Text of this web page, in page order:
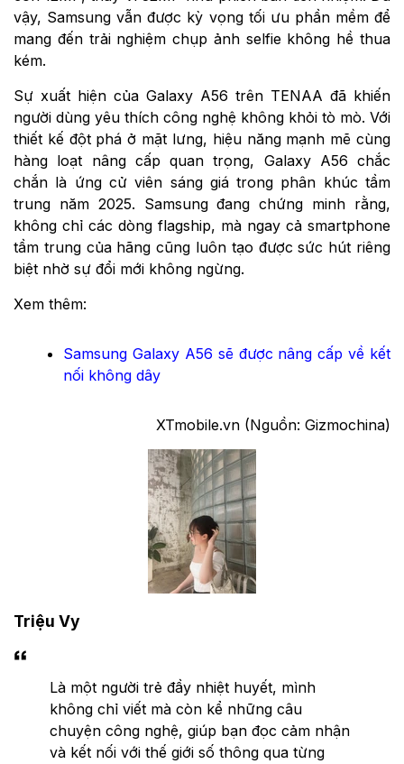
vậy, Samsung vẫn được kỳ vọng tối ưu phần mềm để
mang đến trải nghiệm chụp ảnh selfie không hề thua
kém.
Sự xuất hiện của Galaxy A56 trên TENAA đã khiến
người dùng yêu thích công nghệ không khỏi tò mò. Với
thiết kế đột phá ở mặt lưng, hiệu năng mạnh mẽ cùng
hàng loạt nâng cấp quan trọng, Galaxy A56 chắc
chắn là ứng cử viên sáng giá trong phân khúc tầm
trung năm 2025. Samsung đang chứng minh rằng,
không chỉ các dòng flagship, mà ngay cả smartphone
tầm trung của hãng cũng luôn tạo được sức hút riêng
biệt nhờ sự đổi mới không ngừng.
Xem thêm:
Samsung Galaxy A56 sẽ được nâng cấp về kết
nối không dây
XTmobile.vn (Nguồn: Gizmochina)
Triệu Vy
Là một người trẻ đầy nhiệt huyết, mình
không chỉ viết mà còn kể những câu
chuyện công nghệ, giúp bạn đọc cảm nhận
và kết nối với thế giới số thông qua từng